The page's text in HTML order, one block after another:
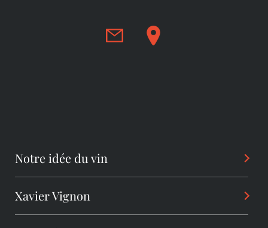
Notre idée du vin
Philosophie
Xavier Vignon